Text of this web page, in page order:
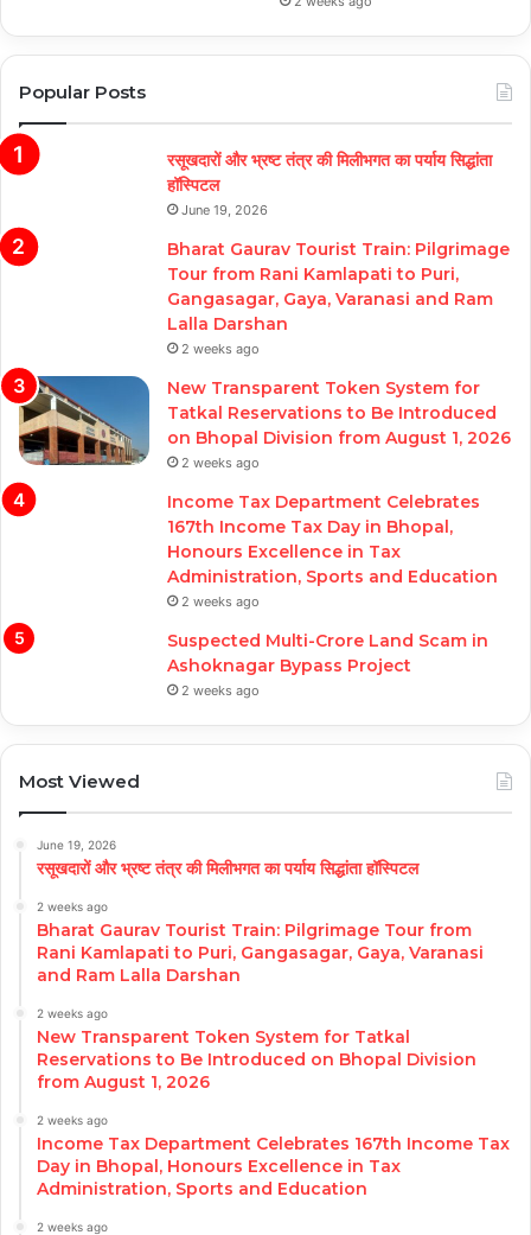
Popular Posts
रसूखदारों और भ्रष्ट तंत्र की मिलीभगत का पर्याय सिद्धांता
हॉस्पिटल
June 19, 2026
Bharat Gaurav Tourist Train: Pilgrimage
Tour from Rani Kamlapati to Puri,
Gangasagar, Gaya, Varanasi and Ram
Lalla Darshan
2 weeks ago
New Transparent Token System for
Tatkal Reservations to Be Introduced
on Bhopal Division from August 1, 2026
2 weeks ago
Income Tax Department Celebrates
167th Income Tax Day in Bhopal,
Honours Excellence in Tax
Administration, Sports and Education
2 weeks ago
Suspected Multi-Crore Land Scam in
Ashoknagar Bypass Project
2 weeks ago
Most Viewed
June 19, 2026
रसूखदारों और भ्रष्ट तंत्र की मिलीभगत का पर्याय सिद्धांता हॉस्पिटल
2 weeks ago
Bharat Gaurav Tourist Train: Pilgrimage Tour from
Rani Kamlapati to Puri, Gangasagar, Gaya, Varanasi
and Ram Lalla Darshan
2 weeks ago
New Transparent Token System for Tatkal
Reservations to Be Introduced on Bhopal Division
from August 1, 2026
2 weeks ago
Income Tax Department Celebrates 167th Income Tax
Day in Bhopal, Honours Excellence in Tax
Administration, Sports and Education
2 weeks ago